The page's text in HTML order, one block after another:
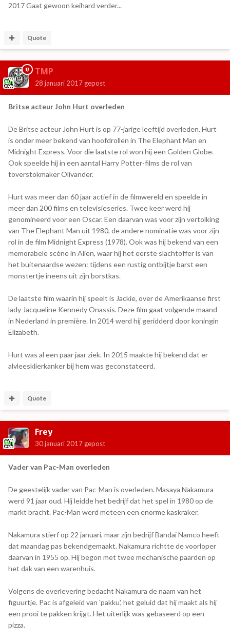
2017 Gaat gewoon keihard verder...
Quote
TMP
28 januari 2017 gepost
Britse acteur John Hurt overleden
De Britse acteur John Hurt is op 77-jarige leeftijd overleden. Hurt
is onder meer bekend van hoofdrollen in The Elephant Man en
Midnight Express. Voor die laatste rol won hij een Golden Globe.
Ook speelde hij in een aantal Harry Potter-films de rol van
toverstokmaker Olivander.
Hurt was meer dan 60 jaar actief in de filmwereld en speelde in
meer dan 200 films en televisieseries. Twee keer werd hij
genomineerd voor een Oscar. Een daarvan was voor zijn vertolking
van The Elephant Man uit 1980, de andere nominatie was voor zijn
rol in de film Midnight Express (1978). Ook was hij bekend van een
memorabele scène in Alien, waar hij het eerste slachtoffer is van
het buitenaardse wezen: tijdens een rustig ontbijtje barst een
monstertje ineens uit zijn borstkas.
De laatste film waarin hij speelt is Jackie, over de Amerikaanse first
lady Jacqueline Kennedy Onassis. Deze film gaat volgende maand
in Nederland in première. In 2014 werd hij geridderd door koningin
Elizabeth.
Hurt was al een paar jaar ziek. In 2015 maakte hij bekend dat er
alvleesklierkanker bij hem was geconstateerd.
Quote
Frey
30 januari 2017 gepost
Vader van Pac-Man overleden
De geestelijk vader van Pac-Man is overleden. Masaya Nakamura
werd 91 jaar oud. Hij leidde het bedrijf dat het spel in 1980 op de
markt bracht. Pac-Man werd meteen een enorme kaskraker.
Nakamura stierf op 22 januari, maar zijn bedrijf Bandai Namco heeft
dat maandag pas bekendgemaakt. Nakamura richtte de voorloper
daarvan in 1955 op. Hij begon met twee mechanische paarden op
het dak van een warenhuis.
Volgens de overlevering bedacht Nakamura de naam van het
figuurtje. Pac is afgeleid van 'pakku', het geluid dat hij maakt als hij
een prooi te pakken krijgt. Het uiterlijk was gebaseerd op een
pizza.